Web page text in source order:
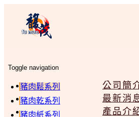
Toggle navigation
公司簡
最新消
產品介
豬肉鬆系列
豬肉乾系列
豬肉紙系列